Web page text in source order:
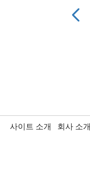
사이트 소개 회사 소개